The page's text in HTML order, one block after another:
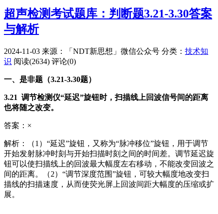
超声检测考试题库：判断题3.21-3.30答案
与解析
2024-11-03 来源：「NDT新思想」微信公众号 分类： 技术知
识 阅读(2634) 评论(0)
一、是非题（3.21-3.30题）
3.21 调节检测仪“延迟”旋钮时，扫描线上回波信号间的距离
也将随之改变。
答案：×
解析：（1）“延迟”旋钮，又称为“脉冲移位”旋钮，用于调节
开始发射脉冲时刻与开始扫描时刻之间的时间差。调节延迟旋
钮可以使扫描线上的回波最大幅度左右移动，不能改变回波之
间的距离。（2）“调节深度范围”旋钮，可较大幅度地改变扫
描线的扫描速度，从而使荧光屏上回波间距大幅度的压缩或扩
展。